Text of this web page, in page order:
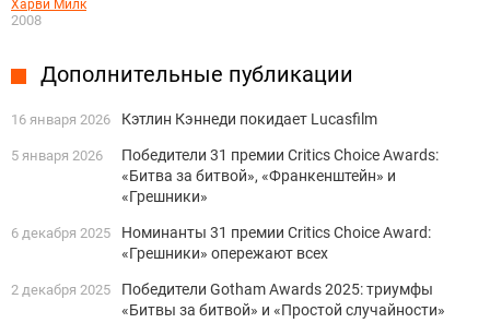
Харви Милк
2008
Дополнительные публикации
16 января 2026 Кэтлин Кэннеди покидает Lucasfilm
5 января 2026
Победители 31 премии Critics Choice Awards:
«Битва за битвой», «Франкенштейн» и
«Грешники»
6 декабря 2025
Номинанты 31 премии Critics Choice Award:
«Грешники» опережают всех
2 декабря 2025
Победители Gotham Awards 2025: триумфы
«Битвы за битвой» и «Простой случайности»